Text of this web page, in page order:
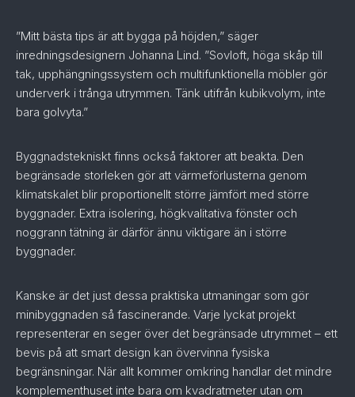
”Mitt bästa tips är att bygga på höjden,” säger
inredningsdesignern Johanna Lind. ”Sovloft, höga skåp till
tak, upphängningssystem och multifunktionella möbler gör
underverk i trånga utrymmen. Tänk utifrån kubikvolym, inte
bara golvyta.”
Byggnadstekniskt finns också faktorer att beakta. Den
begränsade storleken gör att värmeförlusterna genom
klimatskalet blir proportionellt större jämfört med större
byggnader. Extra isolering, högkvalitativa fönster och
noggrann tätning är därför ännu viktigare än i större
byggnader.
Kanske är det just dessa praktiska utmaningar som gör
minibyggnaden så fascinerande. Varje lyckat projekt
representerar en seger över det begränsade utrymmet – ett
bevis på att smart design kan övervinna fysiska
begränsningar. När allt kommer omkring handlar det mindre
komplementhuset inte bara om kvadratmeter utan om